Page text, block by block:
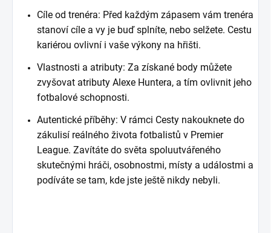
Cíle od trenéra: Před každým zápasem vám trenéra
stanoví cíle a vy je buď splníte, nebo selžete. Cestu
kariérou ovlivní i vaše výkony na hřišti.
Vlastnosti a atributy: Za získané body můžete
zvyšovat atributy Alexe Huntera, a tím ovlivnit jeho
fotbalové schopnosti.
Autentické příběhy: V rámci Cesty nakouknete do
zákulisí reálného života fotbalistů v Premier
League. Zavítáte do světa spoluutvářeného
skutečnými hráči, osobnostmi, místy a událostmi a
podíváte se tam, kde jste ještě nikdy nebyli.